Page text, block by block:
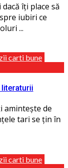
îţi place să
iubiri ce
...
carti bune
literaturii
amintește de
tari se ţin în
carti bune